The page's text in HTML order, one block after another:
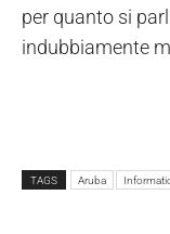
per quanto si
indubbiamente
TAGS Aruba